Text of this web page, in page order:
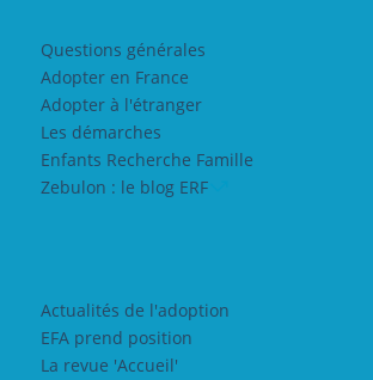
Questions générales
Adopter en France
Adopter à l'étranger
Les démarches
Enfants Recherche Famille
Zebulon : le blog ERF
Actualités de l'adoption
EFA prend position
La revue 'Accueil'